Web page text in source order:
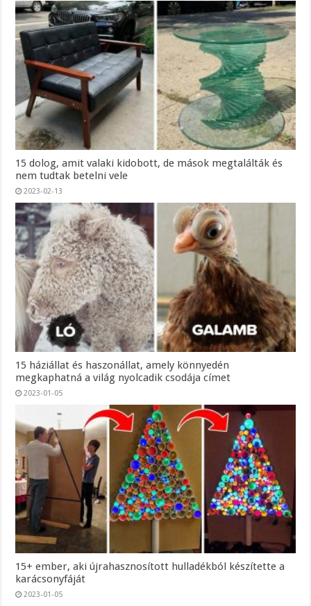
15 dolog, amit valaki kidobott, de mások megtalálták és
nem tudtak betelni vele
2023-02-13
15 háziállat és haszonállat, amely könnyedén
megkaphatná a világ nyolcadik csodája címet
2023-01-05
15+ ember, aki újrahasznosított hulladékból készítette a
karácsonyfáját
2023-01-05